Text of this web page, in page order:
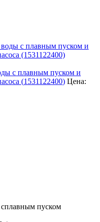
с плавным пуском и
(1531122400) Цена:
сплавным пуском